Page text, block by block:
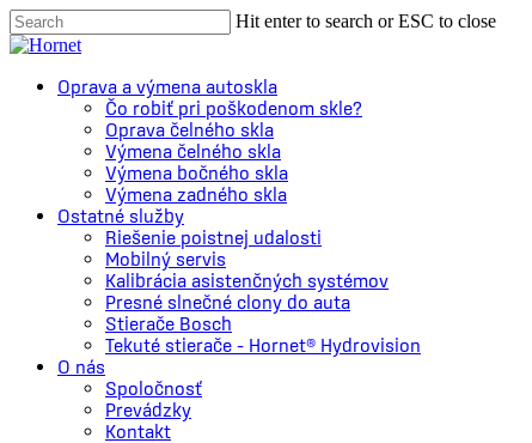
Skip
to
content
Hit enter to search or ESC to close
Close
Menu
Oprava a výmena autoskla
Čo robiť pri poškodenom skle?
Oprava čelného skla
Výmena čelného skla
Výmena bočného skla
Výmena zadného skla
Ostatné služby
Riešenie poistnej udalosti
Mobilný servis
Kalibrácia asistenčných systémov
Presné slnečné clony do auta
Stierače Bosch
Tekuté stierače – Hornet® Hydrovision
O nás
Spoločnosť
Prevádzky
Kontakt